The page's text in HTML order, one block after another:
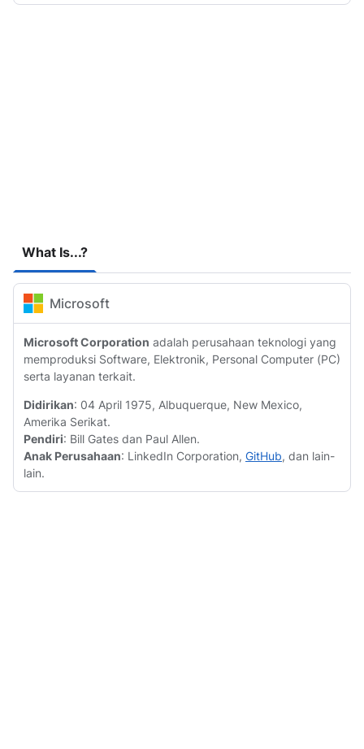
What Is...?
Microsoft
Microsoft Corporation adalah perusahaan teknologi yang
memproduksi Software, Elektronik, Personal Computer (PC)
serta layanan terkait.
Didirikan: 04 April 1975, Albuquerque, New Mexico,
Amerika Serikat.
Pendiri: Bill Gates dan Paul Allen.
Anak Perusahaan: LinkedIn Corporation, GitHub, dan lain-
lain.